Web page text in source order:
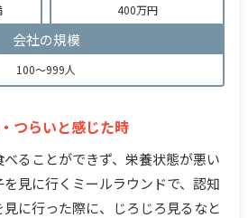
400万円
会社の規模
100～999人
つらいと感じた時
ることができず、栄養状態が悪い
見に行くミールラウンドで、認知
に行った際に、じろじろ見るなと